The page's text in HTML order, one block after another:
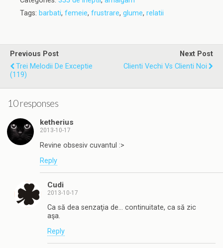
Tags: barbati, femeie, frustrare, glume, relatii
Previous Post
Trei Melodii De Exceptie
(119)
Next Post
Clienti Vechi Vs Clienti Noi
10 responses
ketherius
2013-10-17
Revine obsesiv cuvantul :>
Reply
Cudi
2013-10-17
Ca să dea senzaţia de… continuitate, ca să zic
aşa.
Reply